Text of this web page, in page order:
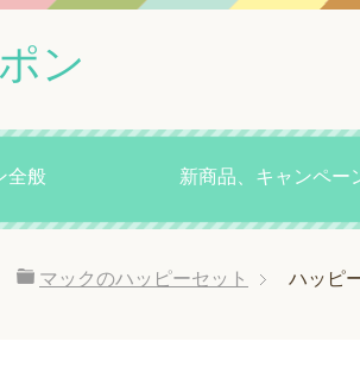
ン
全般 新商品、キャンペー
マックのハッピーセット ハッピ